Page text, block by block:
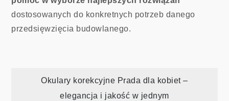
dostosowanych do konkretnych potrzeb danego
przedsięwzięcia budowlanego.
Nawigacja
Okulary korekcyjne Prada dla kobiet –
elegancja i jakość w jednym